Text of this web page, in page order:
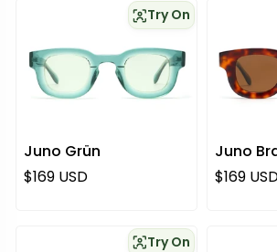
Juno Grün
Try On
Regulärer Preis
$169 USD
Juno
$169
Try On